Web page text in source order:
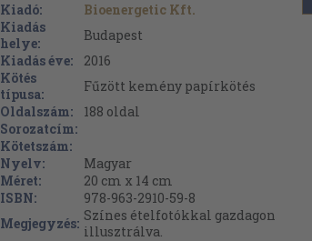
Kiadó:
Bioenergetic Kft.
Kiadás
helye:
Budapest
Kiadás éve:
2016
Kötés
típusa:
Fűzött kemény papírkötés
Oldalszám:
188 oldal
Sorozatcím:
Kötetszám:
Nyelv:
Magyar
Méret:
20 cm x 14 cm
ISBN:
978-963-2910-59-8
Megjegyzés: Színes ételfotókkal gazdagon
illusztrálva.